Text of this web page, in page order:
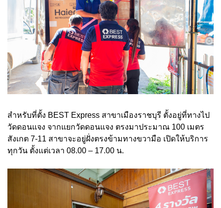
สำหรับที่ตั้ง BEST Express สาขาเมืองราชบุรี ตั้งอยู่ที่ทางไป
วัดดอนแจง จากแยกวัดดอนแจง ตรงมาประมาณ 100 เมตร
สังเกต 7-11 สาขาจะอยู่ฝั่งตรงข้ามทางขวามือ เปิดให้บริการ
ทุกวัน ตั้งแต่เวลา 08.00 – 17.00 น.